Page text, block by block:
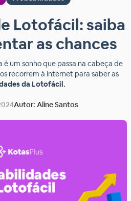
Lotofácil: saiba
as chances
um sonho que passa na cabeça de
recorrem à internet para saber as
da Lotofácil.
Autor: Aline Santos